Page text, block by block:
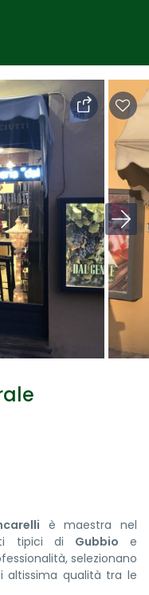
è maestra nel
tipici di Gubbio e
selezionano
altissima qualità tra le